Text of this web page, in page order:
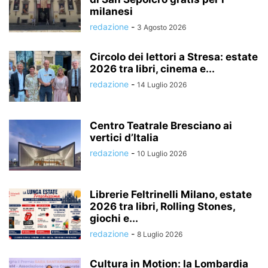
milanesi
redazione - 3 Agosto 2026
Circolo dei lettori a Stresa: estate
2026 tra libri, cinema e...
redazione - 14 Luglio 2026
Centro Teatrale Bresciano ai
vertici d’Italia
redazione - 10 Luglio 2026
Librerie Feltrinelli Milano, estate
2026 tra libri, Rolling Stones,
giochi e...
redazione - 8 Luglio 2026
Cultura in Motion: la Lombardia